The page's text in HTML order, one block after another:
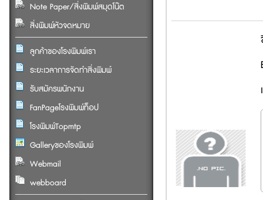
Note Paper/สิ่งพิมพ์สมุดโน๊ต
สิ่งพิมพ์หัวจดหมาย
ลูกค้าของโรงพิมพ์เรา
ระยะเวลาการจัดทำสิ่งพิมพ์
รับสมัครพนักงาน
FanPageโรงพิมพ์ท็อป
โรงพิมพ์Topmtp
Galleryของโรงพิมพ์
Webmail
webboard